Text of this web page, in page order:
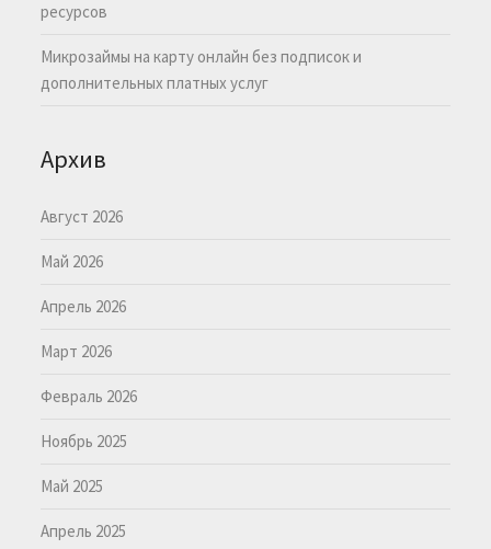
ресурсов
Микрозаймы на карту онлайн без подписок и
дополнительных платных услуг
Архив
Август 2026
Май 2026
Апрель 2026
Март 2026
Февраль 2026
Ноябрь 2025
Май 2025
Апрель 2025